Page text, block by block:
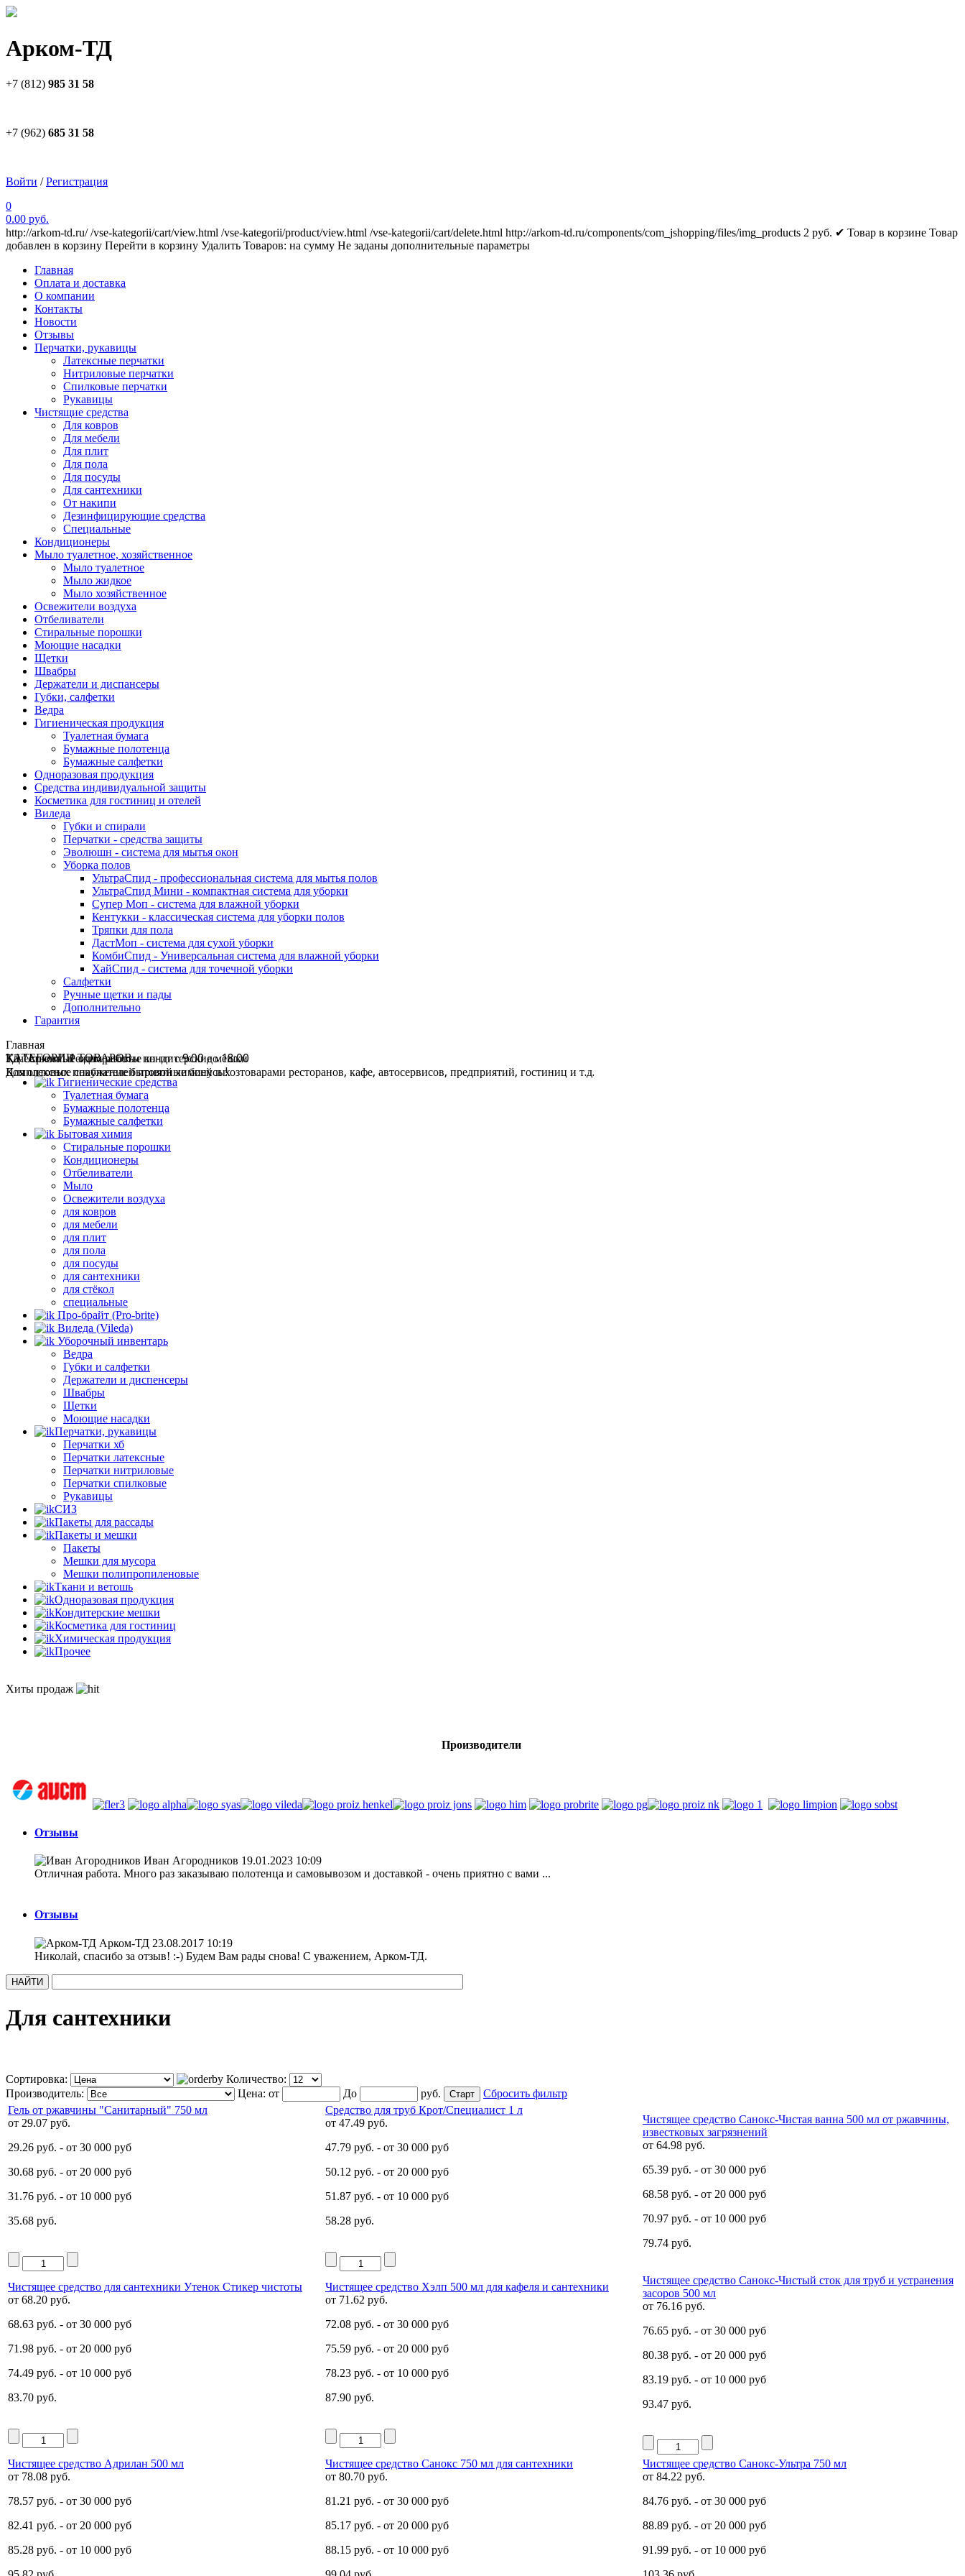
Арком-ТД
+7 (812) 985 31 58
+7 (962) 685 31 58
Войти /Регистрация
0
0.00 руб.
http://arkom-td.ru/ /vse-kategorii/cart/view.html /vse-kategorii/product/view.html /vse-kategorii/cart/delete.html http://arkom-td.ru/components/com_jshopping/files/img_products 2 руб. ✔ Товар в корзине Товар
добавлен в корзину Перейти в корзину Удалить Товаров: на сумму Не заданы дополнительные параметры
Главная
Оплата и доставка
О компании
Контакты
Новости
Отзывы
Перчатки, рукавицы
Латексные перчатки
Нитриловые перчатки
Спилковые перчатки
Рукавицы
Чистящие средства
Для ковров
Для мебели
Для плит
Для пола
Для посуды
Для сантехники
От накипи
Дезинфицирующие средства
Специальные
Кондиционеры
Мыло туалетное, хозяйственное
Мыло туалетное
Мыло жидкое
Мыло хозяйственное
Освежители воздуха
Отбеливатели
Стиральные порошки
Моющие насадки
Щетки
Швабры
Держатели и диспансеры
Губки, салфетки
Ведра
Гигиеническая продукция
Туалетная бумага
Бумажные полотенца
Бумажные салфетки
Одноразовая продукция
Средства индивидуальной защиты
Косметика для гостиниц и отелей
Виледа
Губки и спирали
Перчатки - средства защиты
Эволюшн - система для мытья окон
Уборка полов
УльтраСпид - профессиональная система для мытья полов
УльтраСпид Мини - компактная система для уборки
Супер Моп - система для влажной уборки
Кентукки - классическая система для уборки полов
Тряпки для пола
ДастМоп - система для сухой уборки
КомбиСпид - Универсальная система для влажной уборки
ХайСпид - система для точечной уборки
Салфетки
Ручные щетки и пады
Дополнительно
Гарантия
Главная
ТД "Арком". Режим работы пн-пт с 9:00 до 18:00
Комплексное снабжение бытовой химией и хозтоварами ресторанов, кафе, автосервисов, предприятий, гостиниц и т.д.
Качественные одноразовые кондитерские мешки
Для оптовых покупателей приятные бонусы!
КАТЕГОРИИ ТОВАРОВ
Гигиенические средства
Туалетная бумага
Бумажные полотенца
Бумажные салфетки
Бытовая химия
Стиральные порошки
Кондиционеры
Отбеливатели
Мыло
Освежители воздуха
для ковров
для мебели
для плит
для пола
для посуды
для сантехники
для стёкол
специальные
Про-брайт (Pro-brite)
Виледа (Vileda)
Уборочный инвентарь
Ведра
Губки и салфетки
Держатели и диспенсеры
Швабры
Щетки
Моющие насадки
Перчатки, рукавицы
Перчатки хб
Перчатки латексные
Перчатки нитриловые
Перчатки спилковые
Рукавицы
СИЗ
Пакеты для рассады
Пакеты и мешки
Пакеты
Мешки для мусора
Мешки полипропиленовые
Ткани и ветошь
Одноразовая продукция
Кондитерские мешки
Косметика для гостиниц
Химическая продукция
Прочее
Хиты продаж
Производители
Отзывы
Иван Агородников 19.01.2023 10:09
Отличная работа. Много раз заказываю полотенца и самовывозом и доставкой - очень приятно с вами ...
Отзывы
Арком-ТД 23.08.2017 10:19
Николай, спасибо за отзыв! :-) Будем Вам рады снова! С уважением, Арком-ТД.
Для сантехники
Сортировка:
Количество:
Производитель:
Цена: от До руб.
Сбросить фильтр
Гель от ржавчины "Санитарный" 750 мл
от 29.07 руб.
29.26 руб. - от 30 000 руб
30.68 руб. - от 20 000 руб
31.76 руб. - от 10 000 руб
35.68 руб.
Средство для труб Крот/Специалист 1 л
от 47.49 руб.
47.79 руб. - от 30 000 руб
50.12 руб. - от 20 000 руб
51.87 руб. - от 10 000 руб
58.28 руб.
Чистящее средство Санокс-Чистая ванна 500 мл от ржавчины,
известковых загрязнений
от 64.98 руб.
65.39 руб. - от 30 000 руб
68.58 руб. - от 20 000 руб
70.97 руб. - от 10 000 руб
79.74 руб.
Чистящее средство для сантехники Утенок Стикер чистоты
от 68.20 руб.
68.63 руб. - от 30 000 руб
71.98 руб. - от 20 000 руб
74.49 руб. - от 10 000 руб
83.70 руб.
Чистящее средство Хэлп 500 мл для кафеля и сантехники
от 71.62 руб.
72.08 руб. - от 30 000 руб
75.59 руб. - от 20 000 руб
78.23 руб. - от 10 000 руб
87.90 руб.
Чистящее средство Санокс-Чистый сток для труб и устранения
засоров 500 мл
от 76.16 руб.
76.65 руб. - от 30 000 руб
80.38 руб. - от 20 000 руб
83.19 руб. - от 10 000 руб
93.47 руб.
Чистящее средство Адрилан 500 мл
от 78.08 руб.
78.57 руб. - от 30 000 руб
82.41 руб. - от 20 000 руб
85.28 руб. - от 10 000 руб
Чистящее средство Санокс 750 мл для сантехники
от 80.70 руб.
81.21 руб. - от 30 000 руб
85.17 руб. - от 20 000 руб
88.15 руб. - от 10 000 руб
Чистящее средство Санокс-Ультра 750 мл
от 84.22 руб.
84.76 руб. - от 30 000 руб
88.89 руб. - от 20 000 руб
91.99 руб. - от 10 000 руб